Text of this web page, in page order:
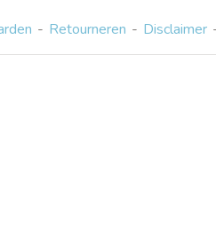
Retourneren Disclaimer